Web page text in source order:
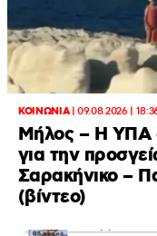
ΚΟΙΝΩΝΙΑ|09.08.2026 |
Μήλος – Η ΥΠΑ
για την
Σαρακήνικο –
(βίντεο)